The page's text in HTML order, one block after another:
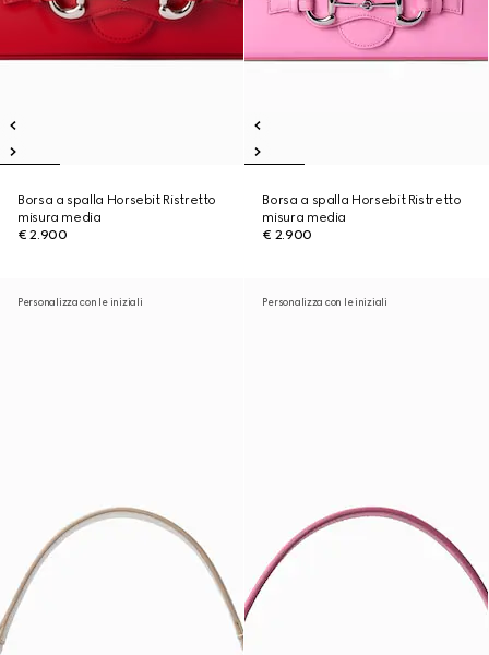
Borsa a spalla Horsebit Ristretto
misura media
€ 2.900
Borsa a spalla Horsebit Ristretto
misura media
€ 2.900
Personalizza con le iniziali Personalizza con le iniziali